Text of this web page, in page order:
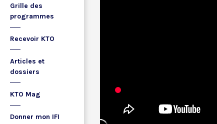
Grille des
programmes
Recevoir KTO
Articles et
dossiers
KTO Mag
Donner mon IFI